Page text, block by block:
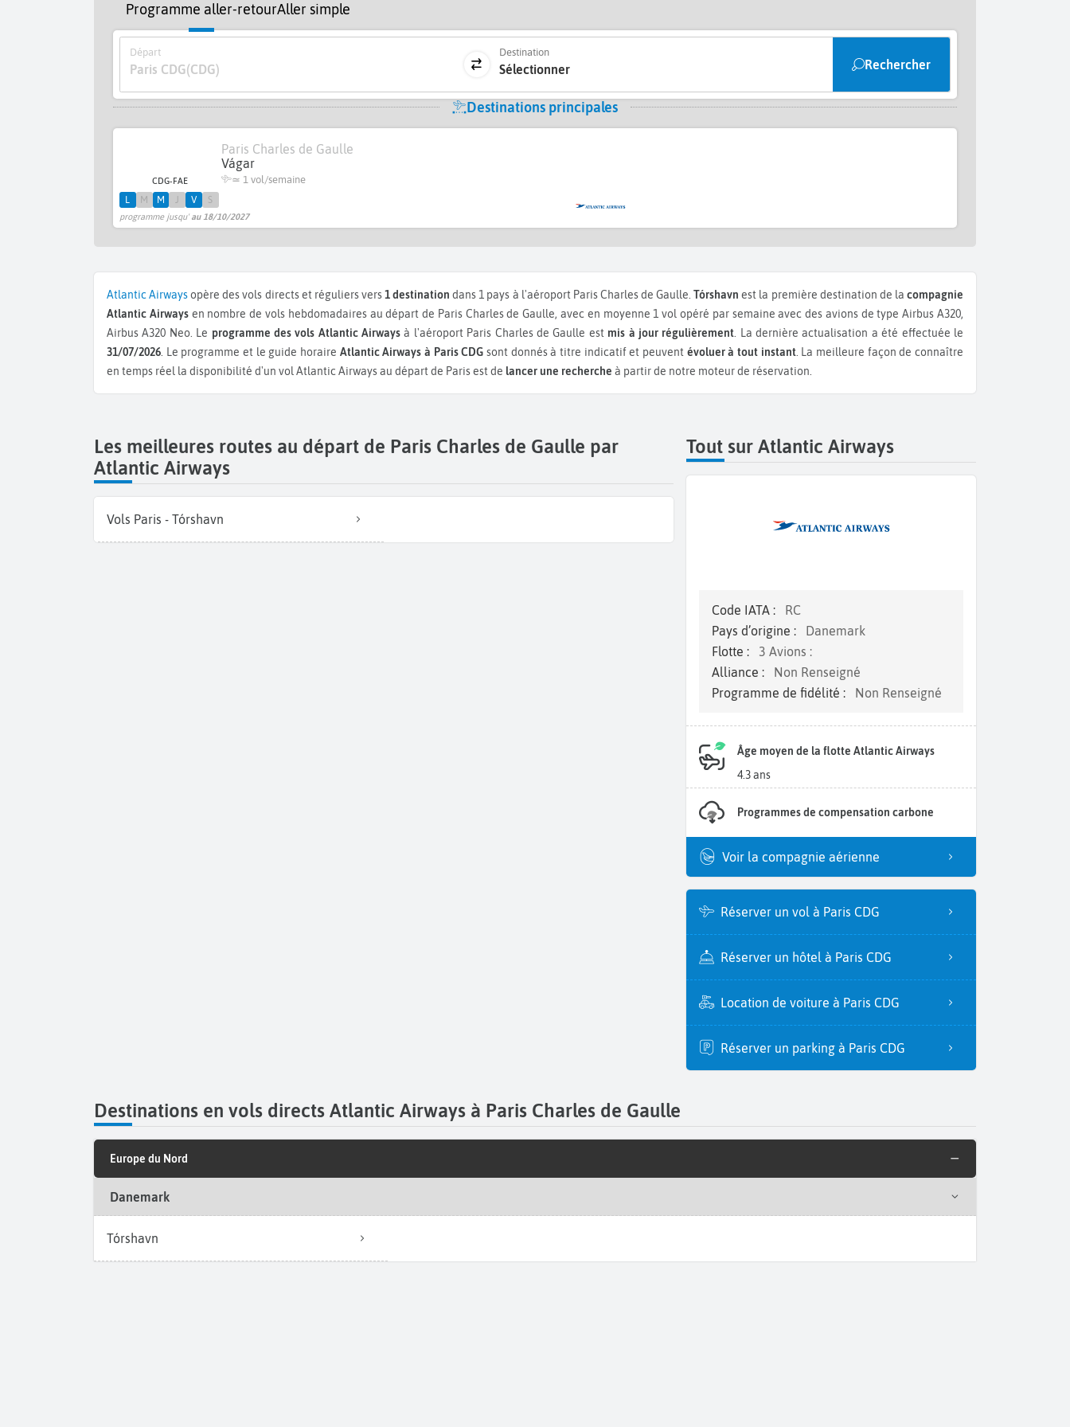
Programme aller-retourAller simple
Départ
Paris CDG(CDG)
Destination
Sélectionner Rechercher
Destinations principales
CDG-FAE
Paris Charles de Gaulle
Vágar
≃ 1 vol/semaine
programme jusqu'au 18/10/2027
L M M J V S
Atlantic Airwaysopère des vols directs et réguliers vers1 destination dans 1 pays à l'aéroport Paris Charles de Gaulle.Tórshavn est la première destination de lacompagnie
Atlantic Airwaysen nombre de vols hebdomadaires au départ de Paris Charles de Gaulle, avec en moyenne 1 vol opéré par semaine avec des avions de type Airbus A320,
Airbus A320 Neo.
Le programme des vols Atlantic Airways à l'aéroport Paris Charles de Gaulle est mis à jour régulièrement . La dernière actualisation a été effectuée le
31/07/2026 . Le programme et le guide horaire Atlantic Airways à Paris CDG sont donnés à titre indicatif et peuvent évoluer à tout instant. La meilleure façon de connaître
en temps réel la disponibilité d'un vol Atlantic Airways au départ de Paris est de lancer une recherche à partir de notre moteur de réservation.
Les meilleures routes au départ de Paris Charles de Gaulle par
Atlantic Airways
Vols Paris - Tórshavn
Tout sur Atlantic Airways
Code IATA :
RC
Pays d’origine :
Danemark
Flotte :
3 Avions :
Alliance :
Non Renseigné
Programme de fidélité :
Non Renseigné
Âge moyen de la flotte Atlantic Airways
4.3 ans
Programmes de compensation carbone
Voir la compagnie aérienne
Réserver un vol à Paris CDG
Réserver un hôtel à Paris CDG
Location de voiture à Paris CDG
Réserver un parking à Paris CDG
Destinations en vols directs Atlantic Airways à Paris Charles de Gaulle
Europe du Nord
Danemark
Tórshavn